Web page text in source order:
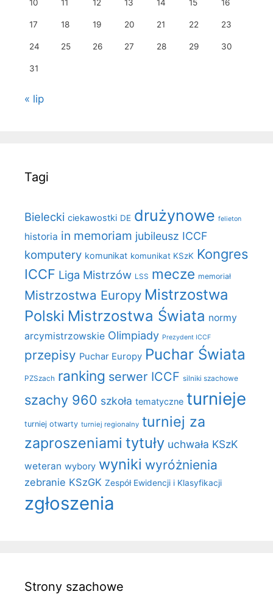
10 11 12 13 14 15 16
17 18 19 20 21 22 23
24 25 26 27 28 29 30
31
« lip
Tagi
Bielecki ciekawostki DE drużynowe felieton
historia in memoriam jubileusz ICCF
komputery komunikat komunikat KSzK Kongres
ICCF Liga Mistrzów LSS mecze memoriał
Mistrzostwa Europy Mistrzostwa
Polski Mistrzostwa Świata normy
arcymistrzowskie Olimpiady Prezydent ICCF
przepisy Puchar Europy Puchar Świata
PZSzach ranking serwer ICCF silniki szachowe
szachy 960 szkoła tematyczne turnieje
turniej otwarty turniej regionalny turniej za
zaproszeniami tytuły uchwała KSzK
weteran wybory wyniki wyróżnienia
zebranie KSzGK Zespół Ewidencji i Klasyfikacji
zgłoszenia
Strony szachowe